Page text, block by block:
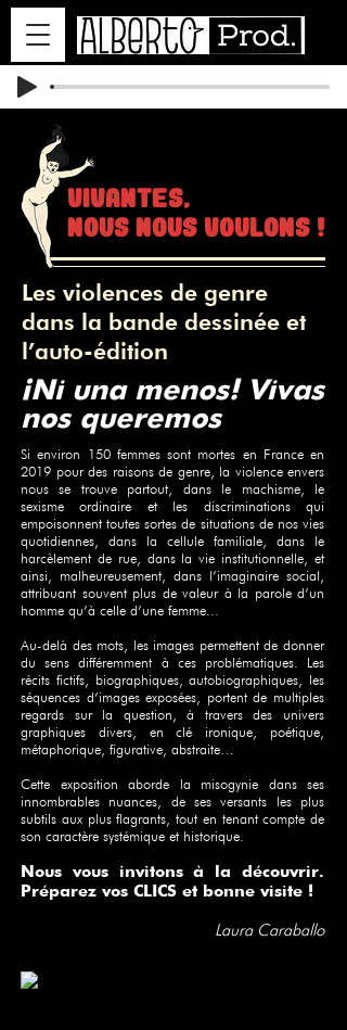
Vivantes,
nous nous voulons !
Les violences de genre
dans la bande dessinée et
l’auto-édition
¡Ni una menos! Vivas
nos queremos
Si environ 150 femmes sont mortes en France en
2019 pour des raisons de genre, la violence envers
nous se trouve partout, dans le machisme, le
sexisme ordinaire et les discriminations qui
empoisonnent toutes sortes de situations de nos vies
quotidiennes, dans la cellule familiale, dans le
harcèlement de rue, dans la vie institutionnelle, et
ainsi, malheureusement, dans l’imaginaire social,
attribuant souvent plus de valeur à la parole d’un
homme qu’à celle d’une femme...
Au-delà des mots, les images permettent de donner
du sens différemment à ces problématiques. Les
récits fictifs, biographiques, autobiographiques, les
séquences d’images exposées, portent de multiples
regards sur la question, à travers des univers
graphiques divers, en clé ironique, poétique,
métaphorique, figurative, abstraite…
Cette exposition aborde la misogynie dans ses
innombrables nuances, de ses versants les plus
subtils aux plus flagrants, tout en tenant compte de
son caractère systémique et historique.
Nous vous invitons à la découvrir.
Préparez vos CLICS et bonne visite !
Laura Caraballo